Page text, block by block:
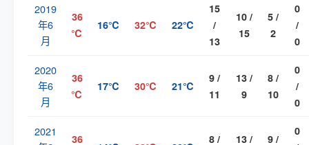
2019
年6
月
36
℃
16℃ 32℃ 22℃
15
/
13
10 /
15
5 /
2
0
/
0
2020
年6
月
36
℃
17℃ 30℃ 21℃
9 /
11
13 /
9
8 /
10
0
/
0
2021
36
8 /
13 /
9 /
0